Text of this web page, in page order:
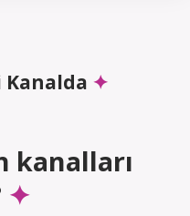
Kanalda
kanalları